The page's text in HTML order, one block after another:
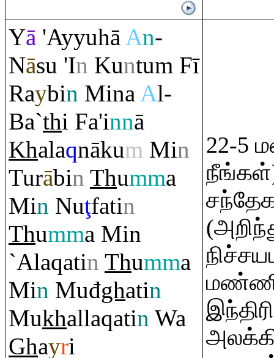
Yā 'AyyuhāAn-
Nāsu 'In Kuntum Fī
Raybin MinaAl-
Ba`thi Fa'innā
Khalaqnākum Min
Turābin Thumma
Min Nuţfatin
Thumma Min
`Alaqatin Thumma
Min Muđghatin
Mukhallaqatin Wa
Ghayri
22-5
நீங்கள்)